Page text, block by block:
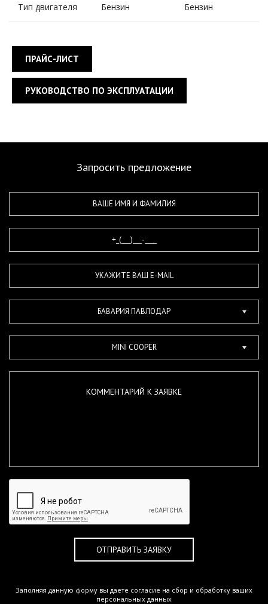
Тип двигателя Бензин Бензин
ПРАЙС-ЛИСТ
РУКОВОДСТВО ПО ЭКСПЛУАТАЦИИ
Запросить предложение
ОТПРАВИТЬ ЗАЯВКУ
Заполняя данную форму вы даете согласие на сбор и обработку ваших
персональных данных